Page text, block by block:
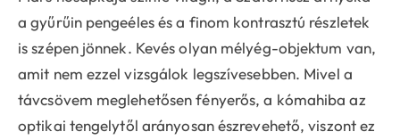
a gyűrűin pengeéles és a finom kontrasztú részletek
is szépen jönnek. Kevés olyan mélyég-objektum van,
amit nem ezzel vizsgálok legszívesebben. Mivel a
távcsövem meglehetősen fényerős, a kómahiba az
optikai tengelytől arányosan észrevehető, viszont ez